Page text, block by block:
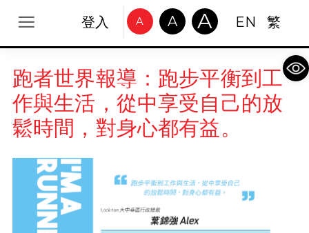
登入 A A A EN 繁
跑者世界報導：跑步平衡到工
作與生活，從中享受自己的放
鬆時間，對身心都有益。